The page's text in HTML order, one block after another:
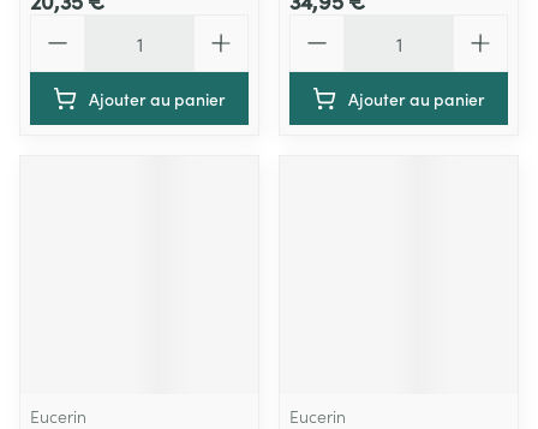
Ajouter au panier Ajouter au panier
Eucerin
Eucerin